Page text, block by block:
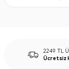
2249 TL
Ücretsiz